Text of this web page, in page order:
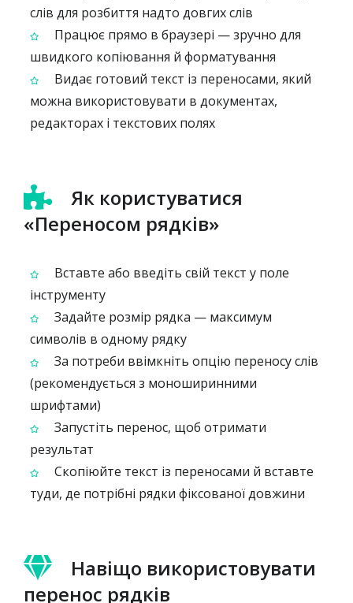
слів для розбиття надто довгих слів
Працює прямо в браузері — зручно для
швидкого копіювання й форматування
Видає готовий текст із переносами, який
можна використовувати в документах,
редакторах і текстових полях
Як користуватися
«Переносом рядків»
Вставте або введіть свій текст у поле
інструменту
Задайте розмір рядка — максимум
символів в одному рядку
За потреби ввімкніть опцію переносу слів
(рекомендується з моноширинними
шрифтами)
Запустіть перенос, щоб отримати
результат
Скопіюйте текст із переносами й вставте
туди, де потрібні рядки фіксованої довжини
Навіщо використовувати
перенос рядків